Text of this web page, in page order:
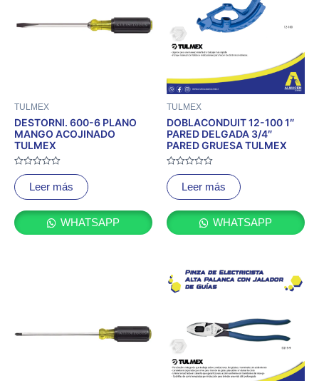
TULMEX
DESTORNI. 600-6 PLANO
MANGO ACOJINADO
TULMEX
Valorado
con
0
de
Leer más
WHATSAPP
TULMEX
DOBLACONDUIT 12-100 1″
PARED DELGADA 3/4″
PARED GRUESA TULMEX
Valorado
con
0
de
Leer más
WHATSAPP